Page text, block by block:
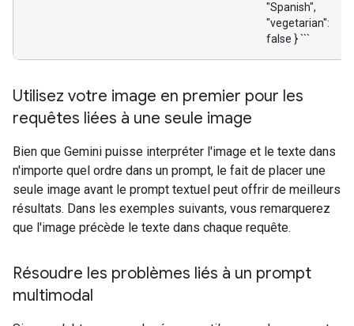
"Spanish",
"vegetarian":
false } ```
Utilisez votre image en premier pour les
requêtes liées à une seule image
Bien que Gemini puisse interpréter l'image et le texte dans
n'importe quel ordre dans un prompt, le fait de placer une
seule image avant le prompt textuel peut offrir de meilleurs
résultats. Dans les exemples suivants, vous remarquerez
que l'image précède le texte dans chaque requête.
Résoudre les problèmes liés à un prompt
multimodal